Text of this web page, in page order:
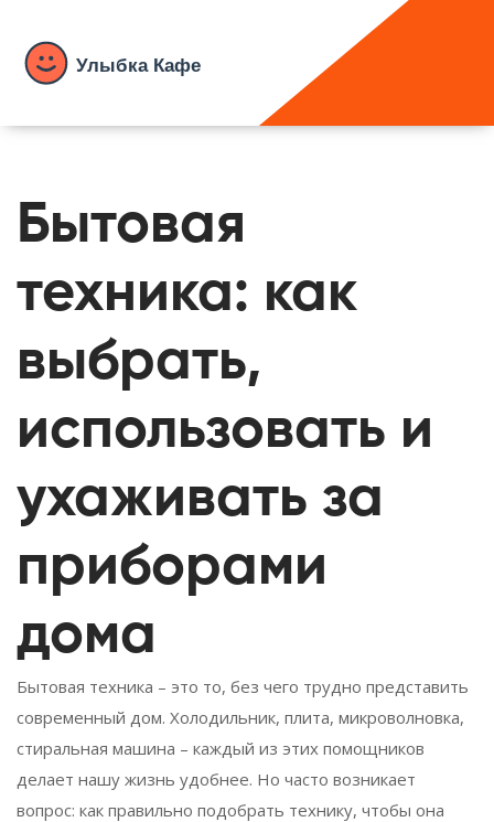
Бытовая
техника: как
выбрать,
использовать и
ухаживать за
приборами
дома
Бытовая техника – это то, без чего трудно представить
современный дом. Холодильник, плита, микроволновка,
стиральная машина – каждый из этих помощников
делает нашу жизнь удобнее. Но часто возникает
вопрос: как правильно подобрать технику, чтобы она